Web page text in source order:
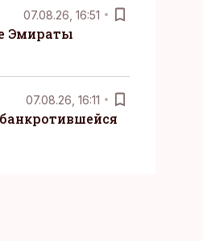
07.08.26, 16:51
Эмираты
07.08.26, 16:11